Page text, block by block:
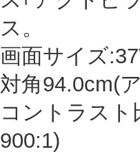
ス。
画面サイズ
対角94.0cm(
コントラスト
900:1)